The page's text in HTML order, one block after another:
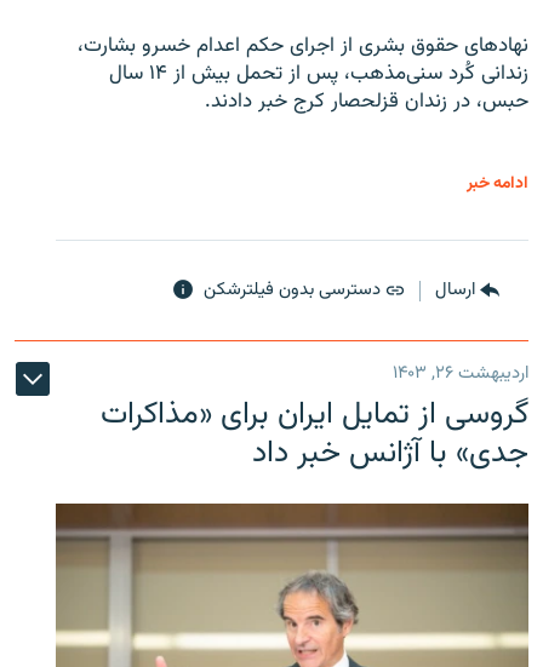
نهادهای حقوق بشری از اجرای حکم اعدام خسرو بشارت،
زندانی کُرد سنی‌مذهب، پس از تحمل بیش از ۱۴ سال
حبس، در زندان قزلحصار کرج خبر دادند.
ادامه خبر
ارسال دسترسی بدون فیلترشکن
اردیبهشت ۲۶, ۱۴۰۳
گروسی از تمایل ایران برای «مذاکرات
جدی» با آژانس خبر داد